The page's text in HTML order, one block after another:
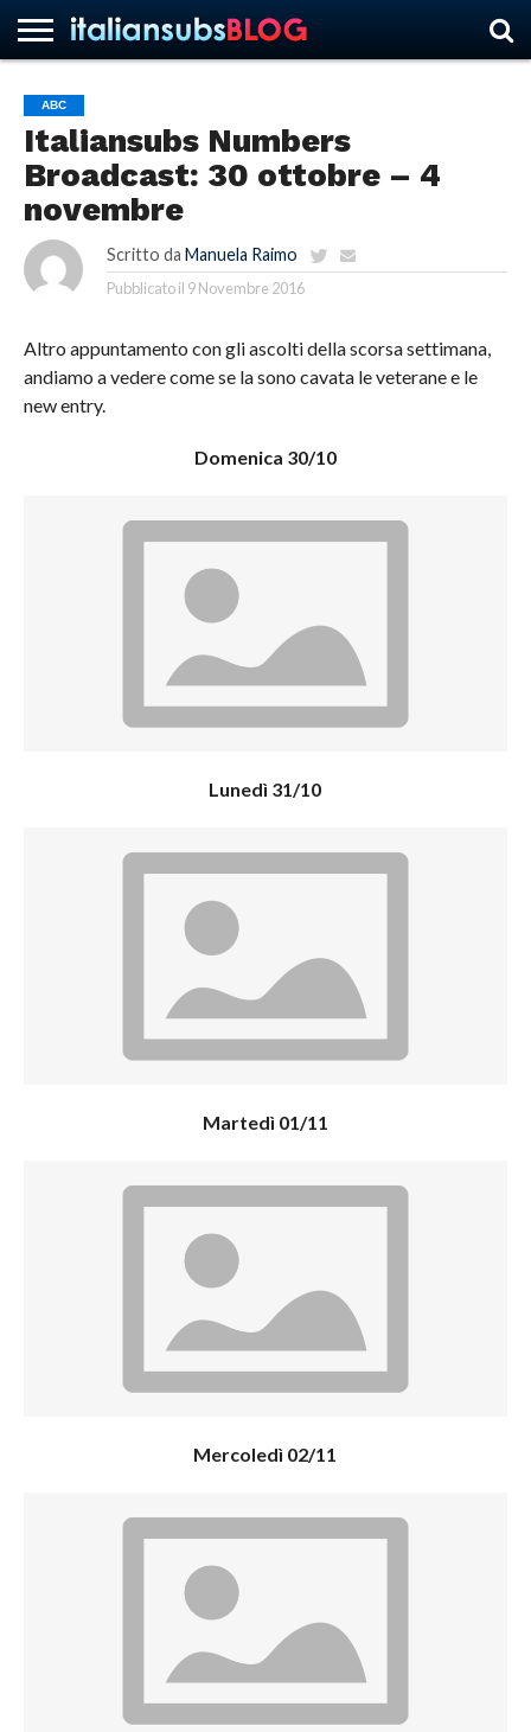
HOME
NEWS
ASCOLTI
RECENSIONI
INTERVISTE
CURIOSITÀ
CHI
SIAMO
CONTATTACI
FORUM
ITALIANSUBS
ABC
Italiansubs Numbers
Broadcast: 30 ottobre – 4
novembre
Scritto da Manuela Raimo
Pubblicato il 9 Novembre 2016
Altro appuntamento con gli ascolti della scorsa settimana,
andiamo a vedere come se la sono cavata le veterane e le
new entry.
Domenica 30/10
Lunedì 31/10
Martedì 01/11
Mercoledì 02/11